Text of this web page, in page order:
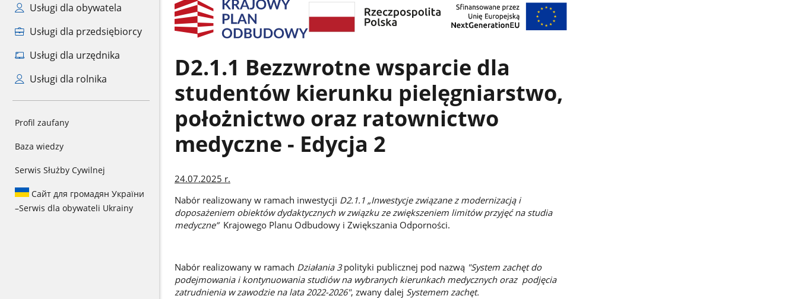
Usługi dla obywatela
Usługi dla przedsiębiorcy
Usługi dla urzędnika
Usługi dla rolnika
Profil zaufany
Baza wiedzy
Serwis Służby Cywilnej
Сайт для громадян України
–Serwis dla obywateli Ukrainy
D2.1.1 Bezzwrotne wsparcie dla
studentów kierunku pielęgniarstwo,
położnictwo oraz ratownictwo
medyczne - Edycja 2
24.07.2025 r.
Nabór realizowany w ramach inwestycji D2.1.1 „Inwestycje związane z modernizacją i
doposażeniem obiektów dydaktycznych w związku ze zwiększeniem limitów przyjęć na studia
medyczne” Krajowego Planu Odbudowy i Zwiększania Odporności.
Nabór realizowany w ramach Działania 3polityki publicznej pod nazwą "System zachęt do
podejmowania i kontynuowania studiów na wybranych kierunkach medycznych oraz podjęcia
zatrudnienia w zawodzie na lata 2022-2026", zwany dalej Systemem zachęt.